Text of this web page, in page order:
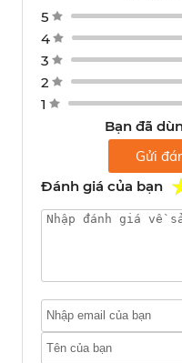
5
4
3
2
1
Bạn đã
Gửi
Đánh giá của bạn